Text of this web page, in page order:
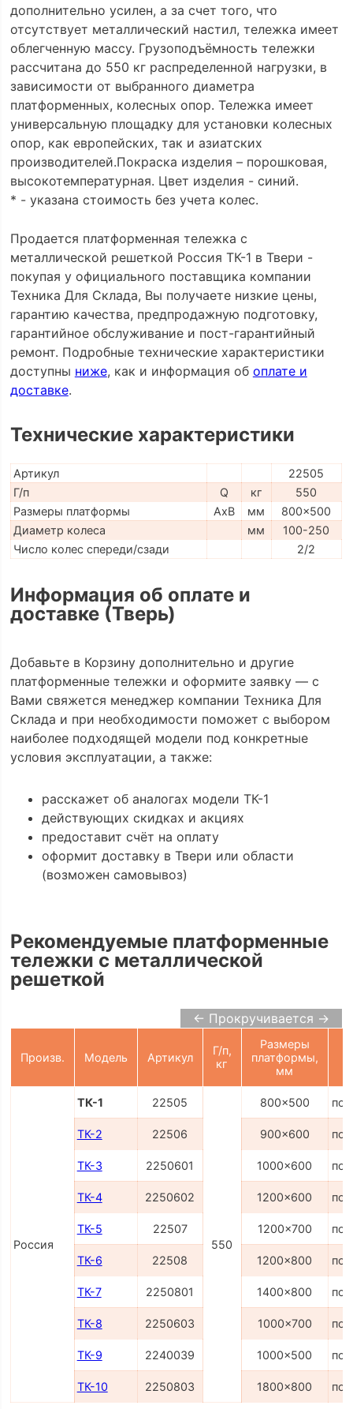
дополнительно усилен, а за счет того, что
отсутствует металлический настил, тележка имеет
облегченную массу. Грузоподъёмность тележки
рассчитана до 550 кг распределенной нагрузки, в
зависимости от выбранного диаметра
платформенных, колесных опор. Тележка имеет
универсальную площадку для установки колесных
опор, как европейских, так и азиатских
производителей.Покраска изделия – порошковая,
высокотемпературная. Цвет изделия - синий.
* - указана стоимость без учета колес.
Продается платформенная тележка с
металлической решеткой Россия ТК-1 в Твери -
покупая у официального поставщика компании
Техника Для Склада, Вы получаете низкие цены,
гарантию качества, предпродажную подготовку,
гарантийное обслуживание и пост-гарантийный
ремонт. Подробные технические характеристики
доступны ниже, как и информация об оплате и
доставке.
Технические характеристики
Артикул
22505
Г/п
Q кг
550
Размеры платформы
AxB мм
800x500
Диаметр колеса
мм
100-250
Число колес спереди/сзади
2/2
Информация об оплате и
доставке (Тверь)
Добавьте в Корзину дополнительно и другие
платформенные тележки и оформите заявку — с
Вами свяжется менеджер компании Техника Для
Склада и при необходимости поможет с выбором
наиболее подходящей модели под конкретные
условия эксплуатации, а также:
расскажет об аналогах модели ТК-1
действующих скидках и акциях
предоставит счёт на оплату
оформит доставку в Твери или области
(возможен самовывоз)
Рекомендуемые платформенные
тележки с металлической
решеткой
← Прокручивается →
Произв. Модель Артикул
Г/п,
кг
Размеры
платформы,
мм
Россия
ТК-1 22505
550
800x500 по
ТК-2 22506 900x600 по
ТК-3 2250601 1000x600 по
ТК-4 2250602 1200x600 по
ТК-5 22507 1200x700 по
ТК-6 22508 1200x800 по
ТК-7 2250801 1400x800 по
ТК-8 2250603 1000x700 по
ТК-9 2240039 1000x500 по
ТК-10 2250803 1800x800 по